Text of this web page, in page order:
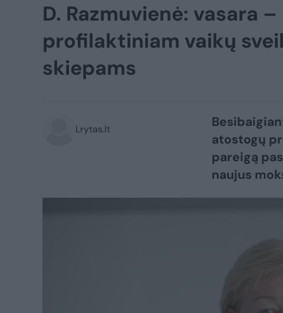
D. Razmuvienė: vasara
profilaktiniam vaikų
skiepams
Lrytas.lt
atostogų
pareigą
naujus